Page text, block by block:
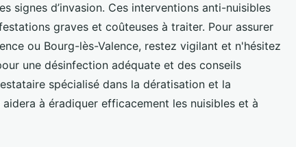
signes d’invasion. Ces interventions anti-nuisibles
graves et coûteuses à traiter. Pour assurer
ou Bourg-lès-Valence, restez vigilant et n'hésitez
une désinfection adéquate et des conseils
spécialisé dans la dératisation et la
à éradiquer efficacement les nuisibles et à